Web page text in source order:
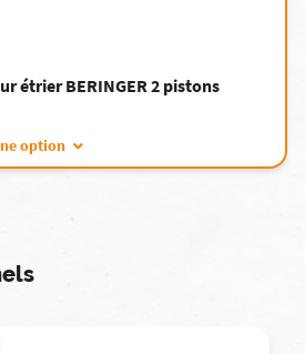
étrier BERINGER 2 pistons
option